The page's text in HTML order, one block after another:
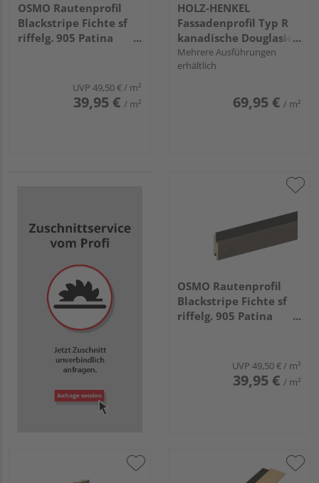
OSMO Rautenprofil
Blackstripe Fichte sf
riffelg. 905 Patina
UVP 49,50 €/ m²
39,95 € / m²
HOLZ-HENKEL
‎Fassadenprofil Typ R
kanadische Douglasie,
gehobelt, Kanten
gerundet, N+F
Mehrere Ausführungen
erhältlich
69,95 € / m²
OSMO Rautenprofil
Blackstripe Fichte sf
riffelg. 905 Patina
UVP 49,50 €/ m²
39,95 € / m²